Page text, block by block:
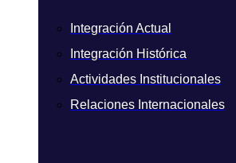
Integración Actual
Integración Histórica
Actividades Institucionales
Relaciones Internacionales